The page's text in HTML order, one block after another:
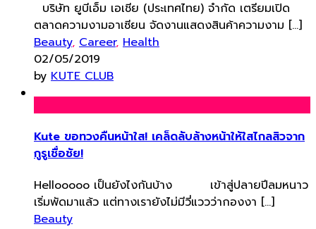
บริษัท ยูบีเอ็ม เอเชีย (ประเทศไทย) จำกัด เตรียมเปิด
ตลาดความงามอาเซียน จัดงานแสดงสินค้าความงาม […]
Beauty, Career, Health
02/05/2019
by KUTE CLUB
Kute ขอทวงคืนหน้าใส! เคล็ดลับล้างหน้าให้ใสไกลสิวจาก
กูรูเชื่อชัย!
Hellooooo เป็นยังไงกันบ้าง เข้าสู่ปลายปีลมหนาว
เริ่มพัดมาแล้ว แต่ทางเรายังไม่มีวี่แววว่ากองงา […]
Beauty